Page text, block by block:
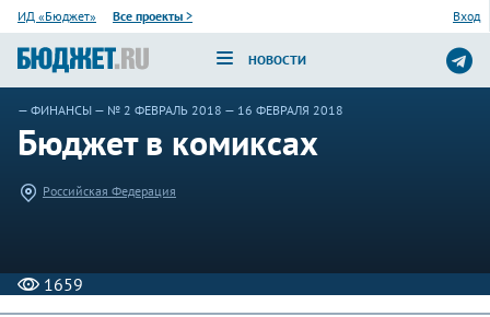
ИД «Бюджет» Все проекты > Вход
НОВОСТИ
— ФИНАНСЫ — № 2 ФЕВРАЛЬ 2018 — 16 ФЕВРАЛЯ 2018
Бюджет в комиксах
Российская Федерация
1659